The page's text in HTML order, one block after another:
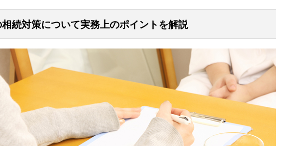
続対策について実務上のポイントを解説